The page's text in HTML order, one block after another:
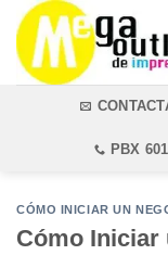
Saltar
contenido
PBX
CÓMO INICIAR UN
Cómo Iniciar